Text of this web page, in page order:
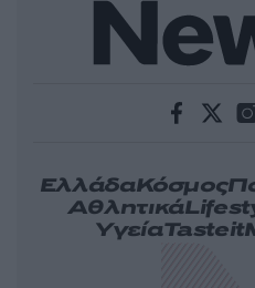
ΕλλάδαΚόσμος
Αθλητικά
ΥγείαTasteit